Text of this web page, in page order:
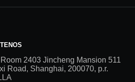
2403 Jincheng Mansion 511
Road, Shanghai, 200070, p.r.